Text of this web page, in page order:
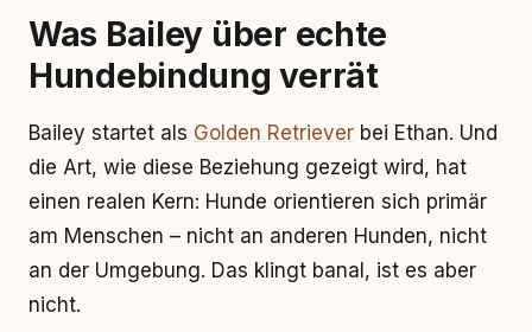
Was Bailey über echte
Hundebindung verrät
Bailey startet als Golden Retriever bei Ethan. Und
die Art, wie diese Beziehung gezeigt wird, hat
einen realen Kern: Hunde orientieren sich primär
am Menschen – nicht an anderen Hunden, nicht
an der Umgebung. Das klingt banal, ist es aber
nicht.